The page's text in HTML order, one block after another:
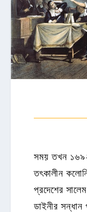
সময় তখন ১৬৯২
তৎকালীন
প্রদেশের
ডাইনীর